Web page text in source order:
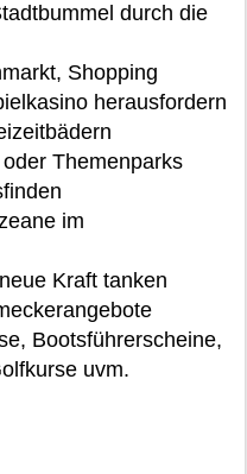
durch die
Shopping
herausfordern
Themenparks
im
Kraft tanken
Bootsführerscheine,
uvm.